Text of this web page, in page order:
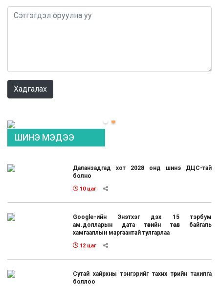
Хадгалах
ШИНЭ МЭДЭЭ
Даланзадгад хот 2028 онд шинэ ДЦС-тай
болно
10 цаг
Google-ийн Энэтхэг дэх 15 тэрбум
ам.долларын дата төвийн төсөл байгаль
хамгааллын маргаантай тулгарлаа
12 цаг
Сутай хайрхны тэнгэрийг тахих төрийн тахилга
боллоо